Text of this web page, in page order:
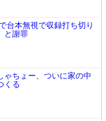
台本無視で収録打ち切り
と謝罪
ゃちょー、ついに家の中
くる